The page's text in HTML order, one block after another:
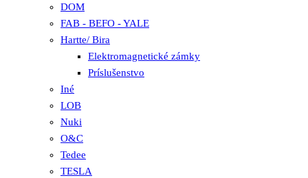
DOM
FAB - BEFO - YALE
Hartte/ Bira
Elektromagnetické zámky
Príslušenstvo
Iné
LOB
Nuki
O&C
Tedee
TESLA